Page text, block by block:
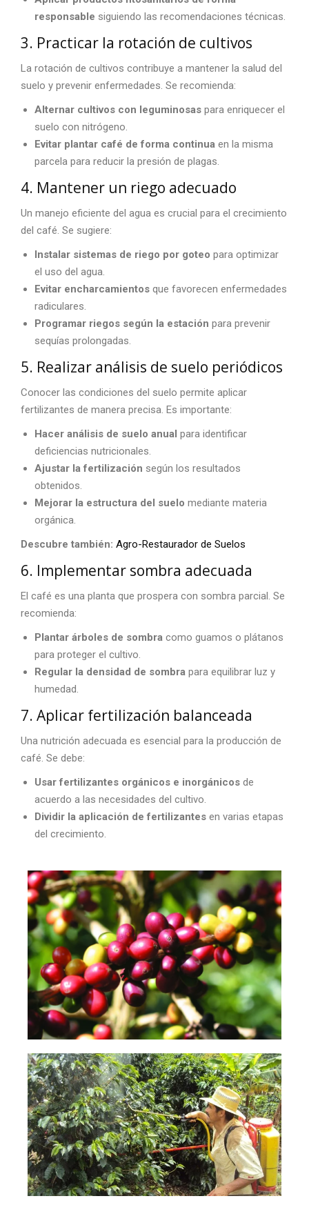
responsable siguiendo las recomendaciones técnicas.
3. Practicar la rotación de cultivos
La rotación de cultivos contribuye a mantener la salud del
suelo y prevenir enfermedades. Se recomienda:
Alternar cultivos con leguminosas para enriquecer el
suelo con nitrógeno.
Evitar plantar café de forma continua en la misma
parcela para reducir la presión de plagas.
4. Mantener un riego adecuado
Un manejo eficiente del agua es crucial para el crecimiento
del café. Se sugiere:
Instalar sistemas de riego por goteo para optimizar
el uso del agua.
Evitar encharcamientos que favorecen enfermedades
radiculares.
Programar riegos según la estación para prevenir
sequías prolongadas.
5. Realizar análisis de suelo periódicos
Conocer las condiciones del suelo permite aplicar
fertilizantes de manera precisa. Es importante:
Hacer análisis de suelo anual para identificar
deficiencias nutricionales.
Ajustar la fertilización según los resultados
obtenidos.
Mejorar la estructura del suelo mediante materia
orgánica.
Descubre también: Agro-Restaurador de Suelos
6. Implementar sombra adecuada
El café es una planta que prospera con sombra parcial. Se
recomienda:
Plantar árboles de sombra como guamos o plátanos
para proteger el cultivo.
Regular la densidad de sombra para equilibrar luz y
humedad.
7. Aplicar fertilización balanceada
Una nutrición adecuada es esencial para la producción de
café. Se debe:
Usar fertilizantes orgánicos e inorgánicos de
acuerdo a las necesidades del cultivo.
Dividir la aplicación de fertilizantes en varias etapas
del crecimiento.